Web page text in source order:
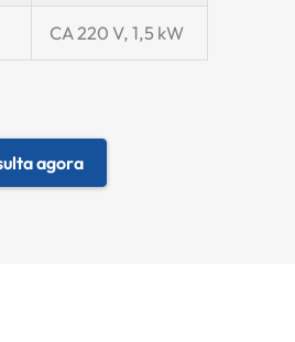
CA 220 V, 1,5 kW
agora